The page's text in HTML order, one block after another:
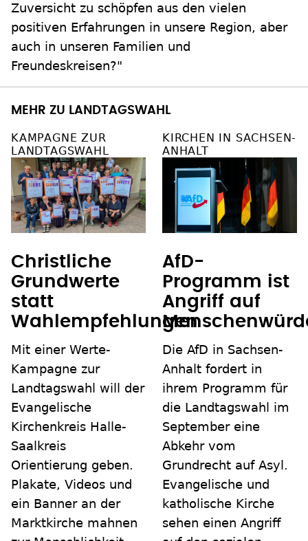
Zuversicht zu schöpfen aus den vielen
positiven Erfahrungen in unsere Region, aber
auch in unseren Familien und
Freundeskreisen?"
MEHR ZU LANDTAGSWAHL
KAMPAGNE ZUR
LANDTAGSWAHL
Christliche
Grundwerte
statt
Wahlempfehlungen
Mit einer Werte-
Kampagne zur
Landtagswahl will der
Evangelische
Kirchenkreis Halle-
Saalkreis
Orientierung geben.
Plakate, Videos und
ein Banner an der
Marktkirche mahnen
KIRCHEN IN SACHSEN-
ANHALT
AfD-
Programm ist
Angriff auf
Die AfD in Sachsen-
Anhalt fordert in
ihrem Programm für
die Landtagswahl im
September eine
Abkehr vom
Grundrecht auf Asyl.
Evangelische und
katholische Kirche
sehen einen Angriff